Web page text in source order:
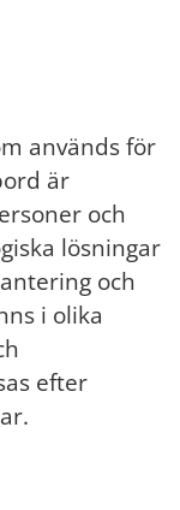
används för
är
och
lösningar
och
i olika
efter